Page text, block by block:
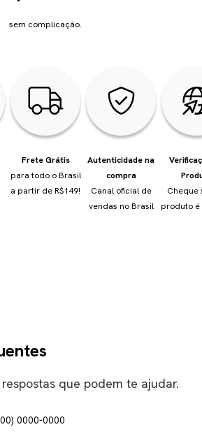
sem complicação.
Frete Grátis
para todo o Brasil
a partir de R$149!
Autenticidade na
compra
Canal oficial de
vendas no Brasil
Cheque
produto é
que podem te ajudar.
0000-0000